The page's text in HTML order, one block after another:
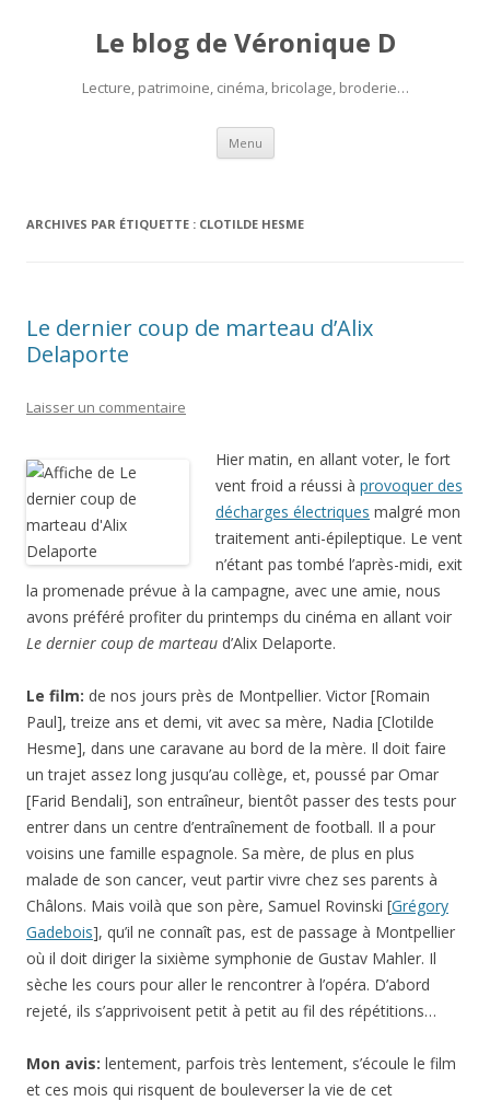
Le blog de Véronique D
Lecture, patrimoine, cinéma, bricolage, broderie…
Menu Aller
contenu
ARCHIVES PAR ÉTIQUETTE : CLOTILDE HESME
Le dernier coup de marteau d’Alix
Delaporte
Laisser un commentaire
Hier matin, en allant voter, le fort
vent froid a réussi à provoquer des
décharges électriques malgré mon
traitement anti-épileptique. Le vent
n’étant pas tombé l’après-midi, exit
la promenade prévue à la campagne, avec une amie, nous
avons préféré profiter du printemps du cinéma en allant voir
Le dernier coup de marteau d’Alix Delaporte.
Le film: de nos jours près de Montpellier. Victor [Romain
Paul], treize ans et demi, vit avec sa mère, Nadia [Clotilde
Hesme], dans une caravane au bord de la mère. Il doit faire
un trajet assez long jusqu’au collège, et, poussé par Omar
[Farid Bendali], son entraîneur, bientôt passer des tests pour
entrer dans un centre d’entraînement de football. Il a pour
voisins une famille espagnole. Sa mère, de plus en plus
malade de son cancer, veut partir vivre chez ses parents à
Châlons. Mais voilà que son père, Samuel Rovinski [Grégory
Gadebois], qu’il ne connaît pas, est de passage à Montpellier
où il doit diriger la sixième symphonie de Gustav Mahler. Il
sèche les cours pour aller le rencontrer à l’opéra. D’abord
rejeté, ils s’apprivoisent petit à petit au fil des répétitions…
Mon avis: lentement, parfois très lentement, s’écoule le film
et ces mois qui risquent de bouleverser la vie de cet